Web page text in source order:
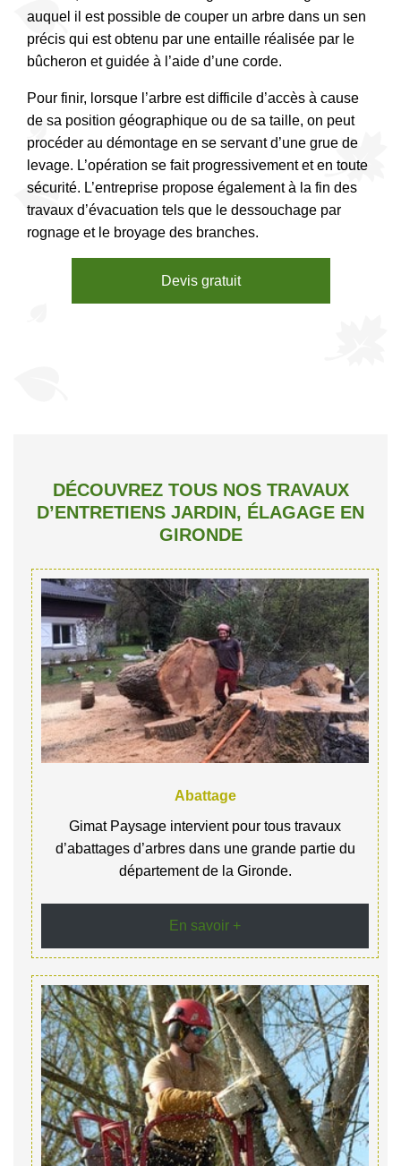
auquel il est possible de couper un arbre dans un sen
précis qui est obtenu par une entaille réalisée par le
bûcheron et guidée à l’aide d’une corde.
Pour finir, lorsque l’arbre est difficile d’accès à cause
de sa position géographique ou de sa taille, on peut
procéder au démontage en se servant d’une grue de
levage. L’opération se fait progressivement et en toute
sécurité. L’entreprise propose également à la fin des
travaux d’évacuation tels que le dessouchage par
rognage et le broyage des branches.
Devis gratuit
DÉCOUVREZ TOUS NOS TRAVAUX
D’ENTRETIENS JARDIN, ÉLAGAGE EN
GIRONDE
Abattage
Gimat Paysage intervient pour tous travaux
d’abattages d’arbres dans une grande partie du
département de la Gironde.
En savoir +